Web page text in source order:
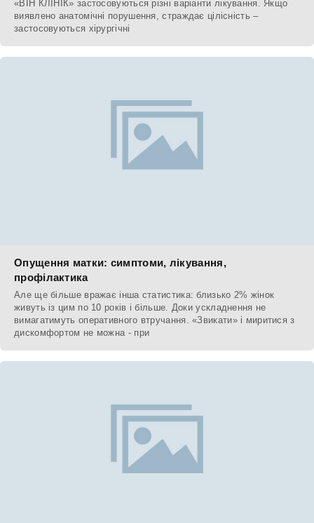
«ВІН КЛІНІК» застосовуються різні варіанти лікування. Якщо
виявлено анатомічні порушення, страждає цілісність –
застосовуються хірургічні
Опущення матки: симптоми, лікування,
профілактика
Але ще більше вражає інша статистика: близько 2% жінок
живуть із цим по 10 років і більше. Доки ускладнення не
вимагатимуть оперативного втручання. «Звикати» і миритися з
дискомфортом не можна - при